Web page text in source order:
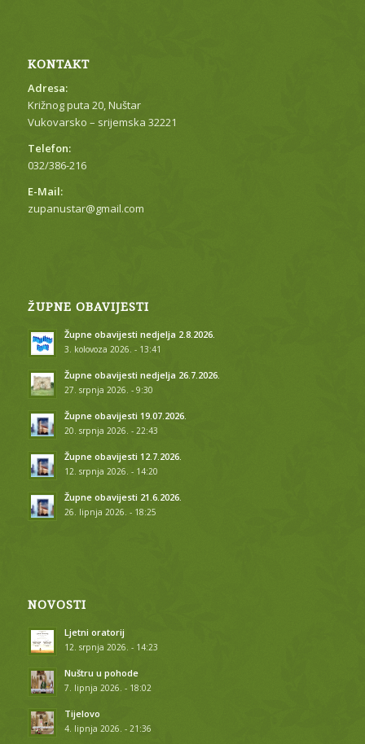
KONTAKT
Adresa:
Križnog puta 20, Nuštar
Vukovarsko – srijemska 32221
Telefon:
032/386-216
E-Mail:
zupanustar@gmail.com
ŽUPNE OBAVIJESTI
Župne obavijesti nedjelja 2.8.2026.
3. kolovoza 2026. - 13:41
Župne obavijesti nedjelja 26.7.2026.
27. srpnja 2026. - 9:30
Župne obavijesti 19.07.2026.
20. srpnja 2026. - 22:43
Župne obavijesti 12.7.2026.
12. srpnja 2026. - 14:20
Župne obavijesti 21.6.2026.
26. lipnja 2026. - 18:25
NOVOSTI
Ljetni oratorij
12. srpnja 2026. - 14:23
Nuštru u pohode
7. lipnja 2026. - 18:02
Tijelovo
4. lipnja 2026. - 21:36